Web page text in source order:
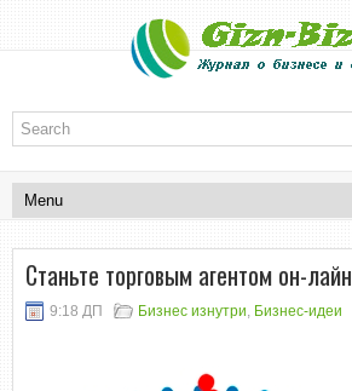
Станьте торговым агентом он-лайн
9:18 ДП Бизнес изнутри, Бизнес-идеи